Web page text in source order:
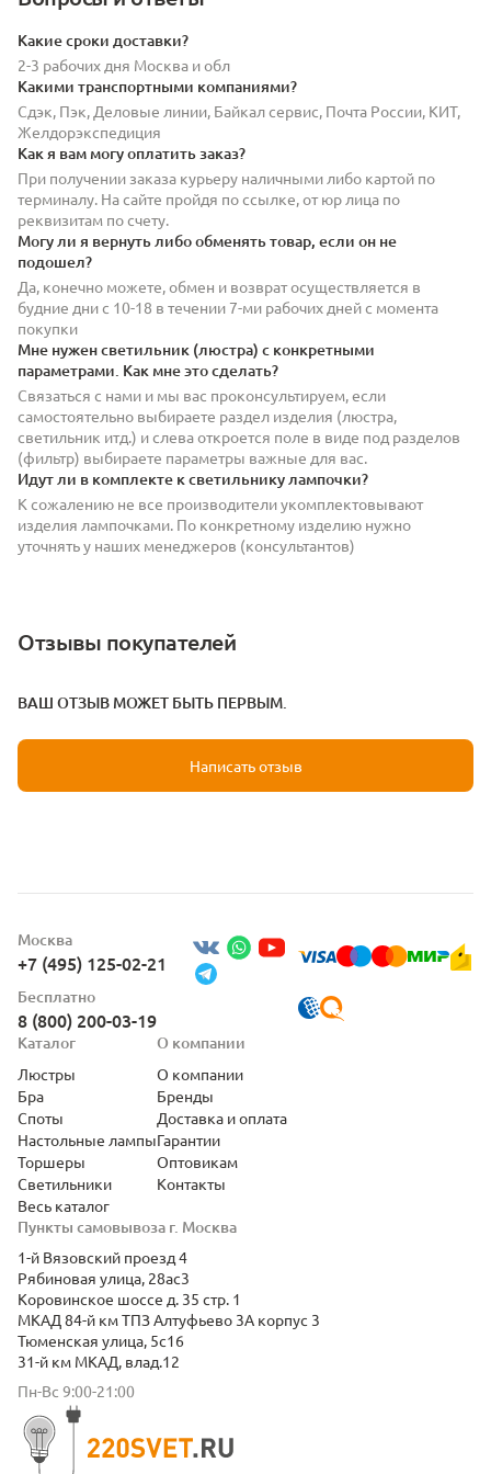
Какие сроки доставки?
2-3 рабочих дня Москва и обл
Какими транспортными компаниями?
Сдэк, Пэк, Деловые линии, Байкал сервис, Почта России, КИТ,
Желдорэкспедиция
Как я вам могу оплатить заказ?
При получении заказа курьеру наличными либо картой по
терминалу. На сайте пройдя по ссылке, от юр лица по
реквизитам по счету.
Могу ли я вернуть либо обменять товар, если он не
подошел?
Да, конечно можете, обмен и возврат осуществляется в
будние дни с 10-18 в течении 7-ми рабочих дней с момента
покупки
Мне нужен светильник (люстра) с конкретными
параметрами. Как мне это сделать?
Связаться с нами и мы вас проконсультируем, если
самостоятельно выбираете раздел изделия (люстра,
светильник итд.) и слева откроется поле в виде под разделов
(фильтр) выбираете параметры важные для вас.
Идут ли в комплекте к светильнику лампочки?
К сожалению не все производители укомплектовывают
изделия лампочками. По конкретному изделию нужно
уточнять у наших менеджеров (консультантов)
Отзывы покупателей
ВАШ ОТЗЫВ МОЖЕТ БЫТЬ ПЕРВЫМ.
Написать отзыв
Москва
+7 (495) 125-02-21
Бесплатно
8 (800) 200-03-19
Пункты самовывоза г. Москва
1-й Вязовский проезд 4
Рябиновая улица, 28ас3
Коровинское шоссе д. 35 стр. 1
МКАД 84-й км ТПЗ Алтуфьево 3А корпус 3
Тюменская улица, 5с16
31-й км МКАД, влад.12
Пн-Вс 9:00-21:00
Каталог
Люстры
Бра
Споты
Настольные лампы
Торшеры
Светильники
Весь каталог
О компании
О компании
Бренды
Доставка и оплата
Гарантии
Оптовикам
Контакты